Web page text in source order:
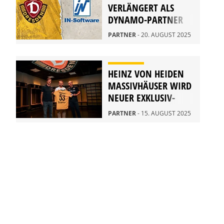
VERLÄNGERT ALS
DYNAMO-PARTNER
PARTNER- 20. AUGUST 2025
HEINZ VON HEIDEN
MASSIVHÄUSER WIRD
NEUER EXKLUSIV-
PARTNER
PARTNER- 15. AUGUST 2025